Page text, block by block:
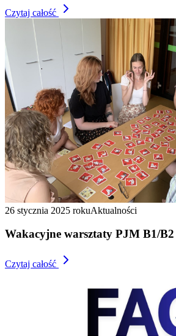
Czytaj całość
26 stycznia 2025 rokuAktualności
Wakacyjne warsztaty PJM B1/B2
Czytaj całość